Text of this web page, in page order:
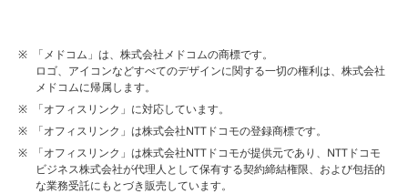
「メドコム」は、株式会社メドコムの商標です。
ロゴ、アイコンなどすべてのデザインに関する一切の権利は、株式会社
メドコムに帰属します。
「オフィスリンク」に対応しています。
「オフィスリンク」は株式会社NTTドコモの登録商標です。
「オフィスリンク」は株式会社NTTドコモが提供元であり、NTTドコモ
ビジネス株式会社が代理人として保有する契約締結権限、および包括的
な業務受託にもとづき販売しています。